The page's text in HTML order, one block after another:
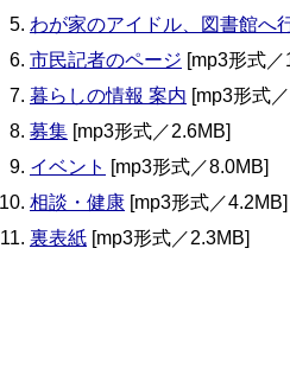
わが家のアイドル、図書館へ
市民記者のページ [mp3形式／
暮らしの情報 案内 [mp3形式
募集 [mp3形式／2.6MB]
イベント [mp3形式／8.0MB]
相談・健康 [mp3形式／4.2MB]
裏表紙 [mp3形式／2.3MB]